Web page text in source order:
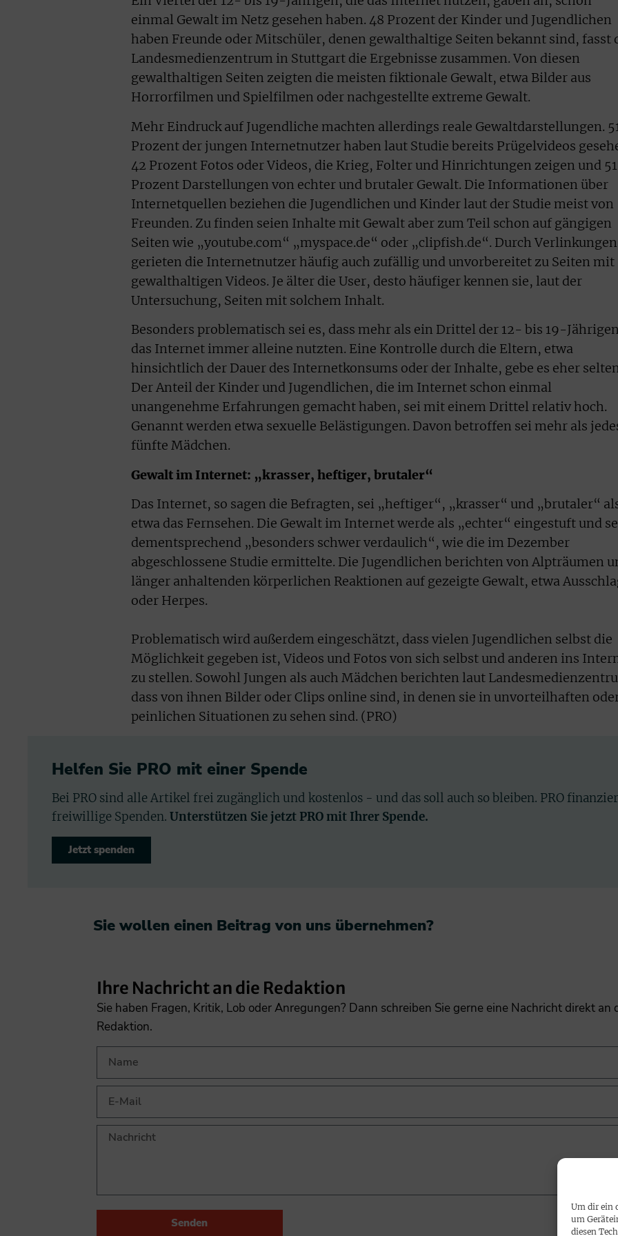
Um dir ein
um
diesen
einmal Gewalt im Netz gesehen haben. 48 Prozent der Kinder und Jugendlichen
haben Freunde oder Mitschüler, denen gewalthaltige Seiten bekannt sind, fasst
Landesmedienzentrum in Stuttgart die Ergebnisse zusammen. Von diesen
gewalthaltigen Seiten zeigten die meisten fiktionale Gewalt, etwa Bilder aus
Horrorfilmen und Spielfilmen oder nachgestellte extreme Gewalt.
Mehr Eindruck auf Jugendliche machten allerdings reale Gewaltdarstellungen.
Prozent der jungen Internetnutzer haben laut Studie bereits Prügelvideos
42 Prozent Fotos oder Videos, die Krieg, Folter und Hinrichtungen zeigen und 51
Prozent Darstellungen von echter und brutaler Gewalt. Die Informationen über
Internetquellen beziehen die Jugendlichen und Kinder laut der Studie meist von
Freunden. Zu finden seien Inhalte mit Gewalt aber zum Teil schon auf gängigen
Seiten wie „youtube.com“ „myspace.de“ oder „clipfish.de“. Durch Verlinkungen
gerieten die Internetnutzer häufig auch zufällig und unvorbereitet zu Seiten mit
gewalthaltigen Videos. Je älter die User, desto häufiger kennen sie, laut der
Untersuchung, Seiten mit solchem Inhalt.
Besonders problematisch sei es, dass mehr als ein Drittel der 12- bis 19-Jährigen
das Internet immer alleine nutzten. Eine Kontrolle durch die Eltern, etwa
hinsichtlich der Dauer des Internetkonsums oder der Inhalte, gebe es eher
Der Anteil der Kinder und Jugendlichen, die im Internet schon einmal
unangenehme Erfahrungen gemacht haben, sei mit einem Drittel relativ hoch.
Genannt werden etwa sexuelle Belästigungen. Davon betroffen sei mehr als
fünfte Mädchen.
Gewalt im Internet: „krasser, heftiger, brutaler“
Das Internet, so sagen die Befragten, sei „heftiger“, „krasser“ und „brutaler“
etwa das Fernsehen. Die Gewalt im Internet werde als „echter“ eingestuft und
dementsprechend „besonders schwer verdaulich“, wie die im Dezember
abgeschlossene Studie ermittelte. Die Jugendlichen berichten von Alpträumen
länger anhaltenden körperlichen Reaktionen auf gezeigte Gewalt, etwa
oder Herpes.
Problematisch wird außerdem eingeschätzt, dass vielen Jugendlichen selbst die
Möglichkeit gegeben ist, Videos und Fotos von sich selbst und anderen ins
zu stellen. Sowohl Jungen als auch Mädchen berichten laut
dass von ihnen Bilder oder Clips online sind, in denen sie in unvorteilhaften
peinlichen Situationen zu sehen sind. (PRO)
Helfen Sie PRO mit einer Spende
Bei PRO sind alle Artikel frei zugänglich und kostenlos - und das soll auch so bleiben. PRO
freiwillige Spenden. Unterstützen Sie jetzt PRO mit Ihrer Spende.
Jetzt spenden
Sie wollen einen Beitrag von uns übernehmen?​
Ihre Nachricht an die Redaktion
Sie haben Fragen, Kritik, Lob oder Anregungen? Dann schreiben Sie gerne eine Nachricht direkt an
Redaktion.
Senden